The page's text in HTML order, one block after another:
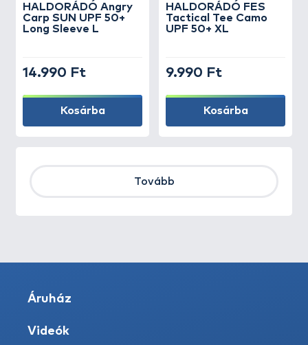
HALDORÁDÓ Angry
Carp SUN UPF 50+
Long Sleeve L
14.990 Ft
Kosárba
HALDORÁDÓ FES
Tactical Tee Camo
UPF 50+ XL
9.990 Ft
Kosárba
Tovább
Áruház
Videók